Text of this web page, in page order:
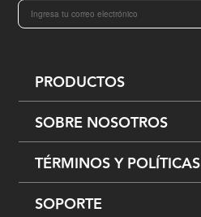
PRODUCTOS
SOBRE NOSOTROS
TÉRMINOS Y POLÍTICAS
SOPORTE